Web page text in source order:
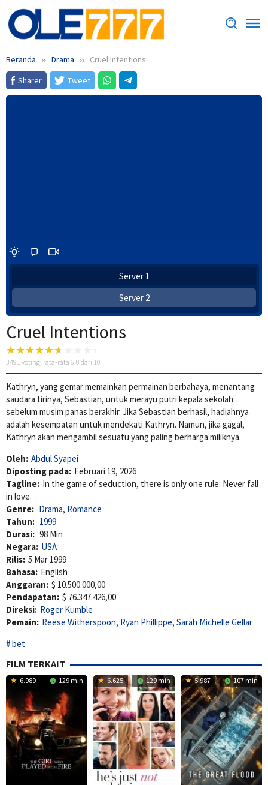
Loncat
ke
konten
Beranda Drama
Cruel Intentions
Sharer
Tweet
Server 1
Server 2
Cruel Intentions
3491 voting, rata-rata 6.0 dari 10
Kathryn, yang gemar memainkan permainan berbahaya, menantang
saudara tirinya, Sebastian, untuk merayu putri kepala sekolah
sebelum musim panas berakhir. Jika Sebastian berhasil, hadiahnya
adalah kesempatan untuk mendekati Kathryn. Namun, jika gagal,
Kathryn akan mengambil sesuatu yang paling berharga miliknya.
Oleh: Abdul Syapei
Diposting pada: Februari 19, 2026
Tagline: In the game of seduction, there is only one rule: Never fall
in love.
Genre: Drama, Romance
Tahun: 1999
Durasi: 98 Min
Negara: USA
Rilis: 5 Mar 1999
Bahasa: English
Anggaran: $ 10.500.000,00
Pendapatan: $ 76.347.426,00
Direksi: Roger Kumble
Pemain: Reese Witherspoon, Ryan Phillippe, Sarah Michelle Gellar
bet
FILM TERKAIT
6.989 129 min 6.625 129 min 5.987 107 min